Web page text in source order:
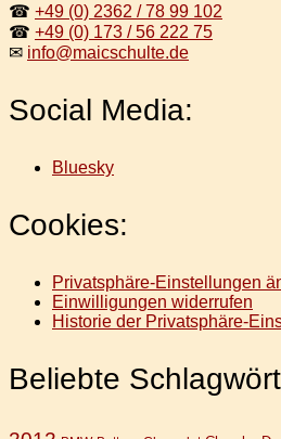
☎ +49 (0) 2362 / 78 99 102
☎ +49 (0) 173 / 56 222 75
✉ info@maicschulte.de
Social Media:
Bluesky
Cookies:
Privatsphäre-Einstellungen
Einwilligungen widerrufen
Historie der Privatsphäre-
Beliebte